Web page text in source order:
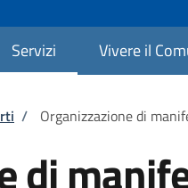
Servizi Vivere il
/ Organizzazione di
di